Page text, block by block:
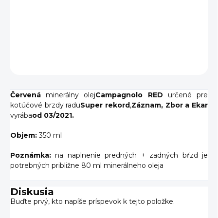
Červená minerálny olejCampagnolo RED určené pre
kotúčové brzdy raduSuper rekord ,Záznam, Zbor a Ekar
vyrábaod 03/2021.
Objem:350 ml
Poznámka: na naplnenie predných + zadných bŕzd je
potrebných približne 80 ml minerálneho oleja
Diskusia
Buďte prvý, kto napíše príspevok k tejto položke.